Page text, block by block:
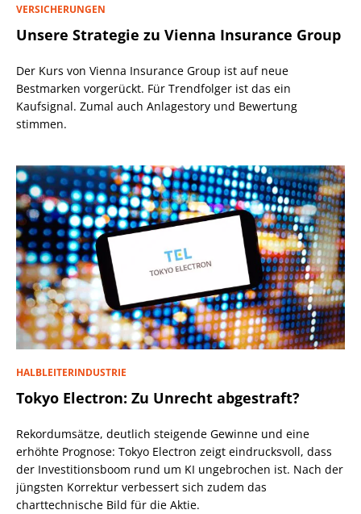
VERSICHERUNGEN
Unsere Strategie zu Vienna Insurance Group
Der Kurs von Vienna Insurance Group ist auf neue
Bestmarken vorgerückt. Für Trendfolger ist das ein
Kaufsignal. Zumal auch Anlagestory und Bewertung
stimmen.
HALBLEITERINDUSTRIE
Tokyo Electron: Zu Unrecht abgestraft?
Rekordumsätze, deutlich steigende Gewinne und eine
erhöhte Prognose: Tokyo Electron zeigt eindrucksvoll, dass
der Investitionsboom rund um KI ungebrochen ist. Nach der
jüngsten Korrektur verbessert sich zudem das
charttechnische Bild für die Aktie.